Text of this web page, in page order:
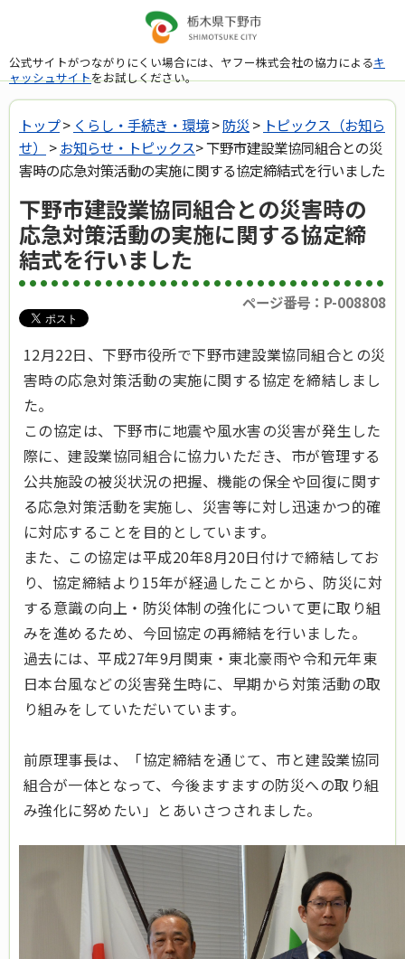
公式サイトがつながりにくい場合には、ヤフー株式会社の協力によるキ
ャッシュサイトをお試しください。
トップ> くらし・手続き・環境>防災 > トピックス（お知ら
せ）
>お知らせ・トピックス> 下野市建設業協同組合との災
害時の応急対策活動の実施に関する協定締結式を行いました
下野市建設業協同組合との災害時の
応急対策活動の実施に関する協定締
結式を行いました
ページ番号：P-008808
12月22日、下野市役所で下野市建設業協同組合との災
害時の応急対策活動の実施に関する協定を締結しまし
た。
この協定は、下野市に地震や風水害の災害が発生した
際に、建設業協同組合に協力いただき、市が管理する
公共施設の被災状況の把握、機能の保全や回復に関す
る応急対策活動を実施し、災害等に対し迅速かつ的確
に対応することを目的としています。
また、この協定は平成20年8月20日付けで締結してお
り、協定締結より15年が経過したことから、防災に対
する意識の向上・防災体制の強化について更に取り組
みを進めるため、今回協定の再締結を行いました。
過去には、平成27年9月関東・東北豪雨や令和元年東
日本台風などの災害発生時に、早期から対策活動の取
り組みをしていただいています。
前原理事長は、「協定締結を通じて、市と建設業協同
組合が一体となって、今後ますますの防災への取り組
み強化に努めたい」とあいさつされました。